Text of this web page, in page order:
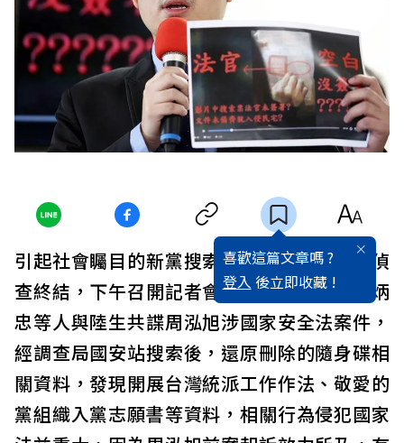
喜歡這篇文章嗎 ?
登入 後立即收藏 !
引起社會矚目的新黨搜索，台北地檢署今天偵
查終結，下午召開記者會，指新黨青年軍王炳
忠等人與陸生共諜周泓旭涉國家安全法案件，
經調查局國安站搜索後，還原刪除的隨身碟相
關資料，發現開展台灣統派工作作法、敬愛的
黨組織入黨志願書等資料，相關行為侵犯國家